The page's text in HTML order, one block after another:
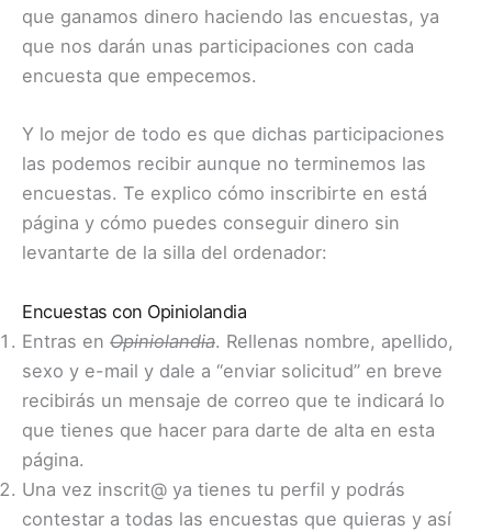
que ganamos dinero haciendo las encuestas, ya
que nos darán unas participaciones con cada
encuesta que empecemos.
Y lo mejor de todo es que dichas participaciones
las podemos recibir aunque no terminemos las
encuestas. Te explico cómo inscribirte en está
página y cómo puedes conseguir dinero sin
levantarte de la silla del ordenador:
Encuestas con Opiniolandia
Entras en Opiniolandia. Rellenas nombre, apellido,
sexo y e-mail y dale a “enviar solicitud” en breve
recibirás un mensaje de correo que te indicará lo
que tienes que hacer para darte de alta en esta
página.
Una vez inscrit@ ya tienes tu perfil y podrás
contestar a todas las encuestas que quieras y así